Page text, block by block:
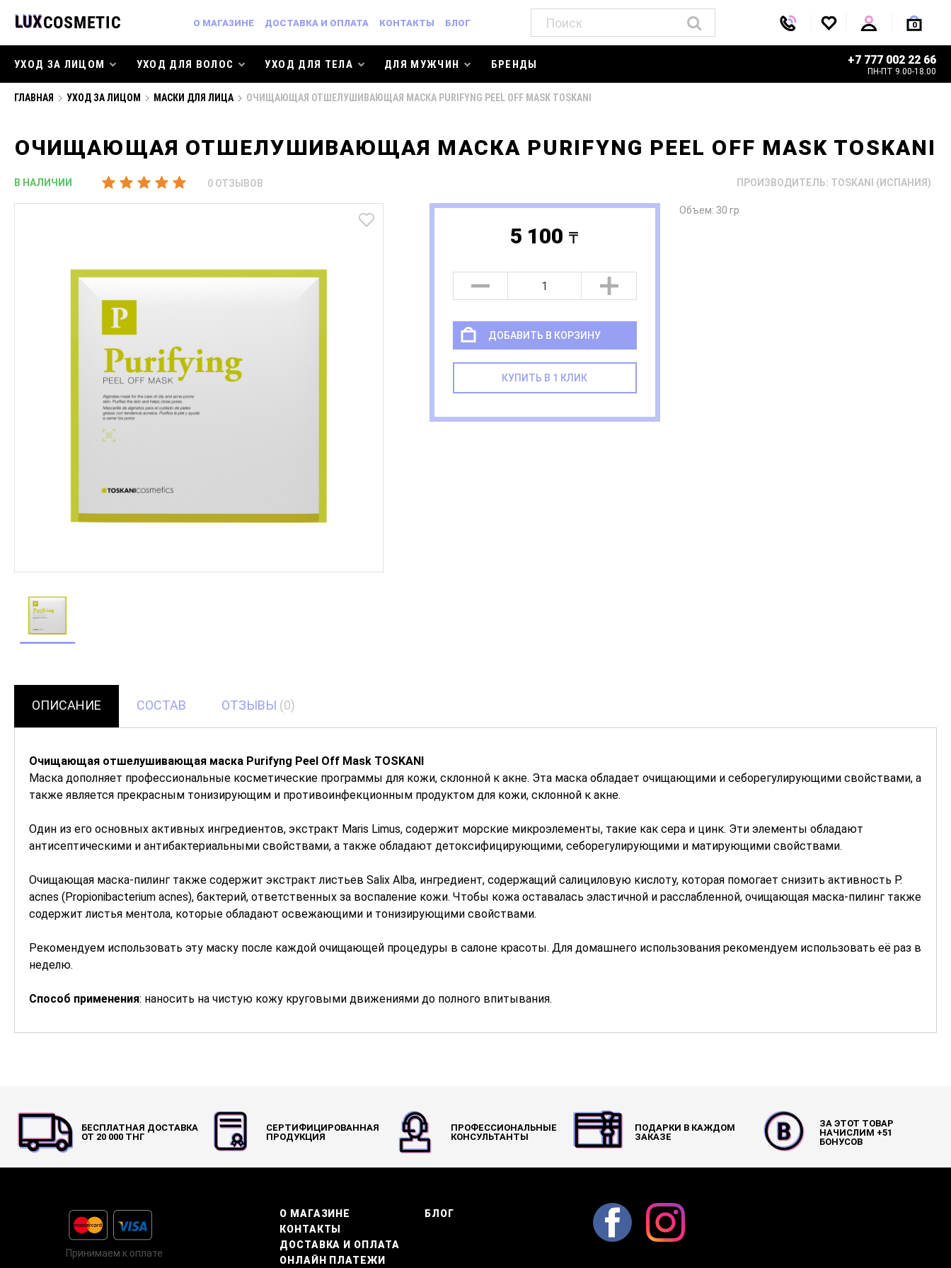
О МАГАЗИНЕ ДОСТАВКА И ОПЛАТА КОНТАКТЫ БЛОГ 0
УХОД ЗА ЛИЦОМ УХОД ДЛЯ ВОЛОС УХОД ДЛЯ ТЕЛА ДЛЯ МУЖЧИН БРЕНДЫ +7 777 002 22 66
ПН-ПТ 9.00-18.00
ГЛАВНАЯ УХОД ЗА ЛИЦОМ МАСКИ ДЛЯ ЛИЦА ОЧИЩАЮЩАЯ ОТШЕЛУШИВАЮЩАЯ МАСКА PURIFYNG PEEL OFF MASK TOSKANI
ОЧИЩАЮЩАЯ ОТШЕЛУШИВАЮЩАЯ МАСКА PURIFYNG PEEL OFF MASK TOSKANI
ПРОИЗВОДИТЕЛЬ: TOSKANI (ИСПАНИЯ)
В НАЛИЧИИ 0 ОТЗЫВОВ
Объем: 30 гр
5 100 a
ДОБАВИТЬ В КОРЗИНУ
КУПИТЬ В 1 КЛИК
ОПИСАНИЕ СОСТАВ ОТЗЫВЫ (0)
Очищающая отшелушивающая маска Purifyng Peel Off Mask TOSKANI
Маска дополняет профессиональные косметические программы для кожи, склонной к акне. Эта маска обладает очищающими и себорегулирующими свойствами, а
также является прекрасным тонизирующим и противоинфекционным продуктом для кожи, склонной к акне.
Один из его основных активных ингредиентов, экстракт Maris Limus, содержит морские микроэлементы, такие как сера и цинк. Эти элементы обладают
антисептическими и антибактериальными свойствами, а также обладают детоксифицирующими, себорегулирующими и матирующими свойствами.
Очищающая маска-пилинг также содержит экстракт листьев Salix Alba, ингредиент, содержащий салициловую кислоту, которая помогает снизить активность P.
acnes (Propionibacterium acnes), бактерий, ответственных за воспаление кожи. Чтобы кожа оставалась эластичной и расслабленной, очищающая маска-пилинг также
содержит листья ментола, которые обладают освежающими и тонизирующими свойствами.
Рекомендуем использовать эту маску после каждой очищающей процедуры в салоне красоты. Для домашнего использования рекомендуем использовать её раз в
неделю.
Способ применения: наносить на чистую кожу круговыми движениями до полного впитывания.
БЕСПЛАТНАЯ ДОСТАВКА
ОТ 20 000 ТНГ
СЕРТИФИЦИРОВАННАЯ
ПРОДУКЦИЯ
ПРОФЕССИОНАЛЬНЫЕ
КОНСУЛЬТАНТЫ
ПОДАРКИ В КАЖДОМ
ЗАКАЗЕ
ЗА ЭТОТ ТОВАР
НАЧИСЛИМ +51
БОНУСОВ
Принимаем к оплате
О МАГАЗИНЕ
КОНТАКТЫ
ДОСТАВКА И ОПЛАТА
ОНЛАЙН ПЛАТЕЖИ
БЛОГ